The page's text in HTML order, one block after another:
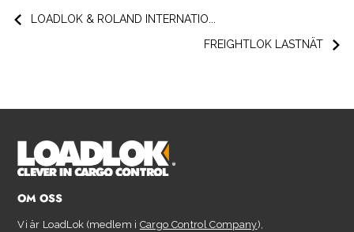
LOADLOK & ROLAND INTERNATIO...
FREIGHTLOK LASTNÄT
OM OSS
Vi är LoadLok (medlem i Cargo Control Company),